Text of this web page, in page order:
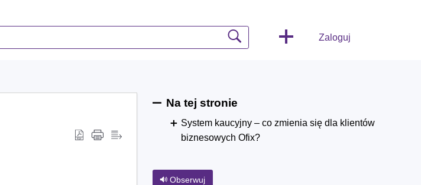
Zaloguj
Na tej stronie
System kaucyjny – co zmienia się dla klientów
biznesowych Ofix?
Obserwuj